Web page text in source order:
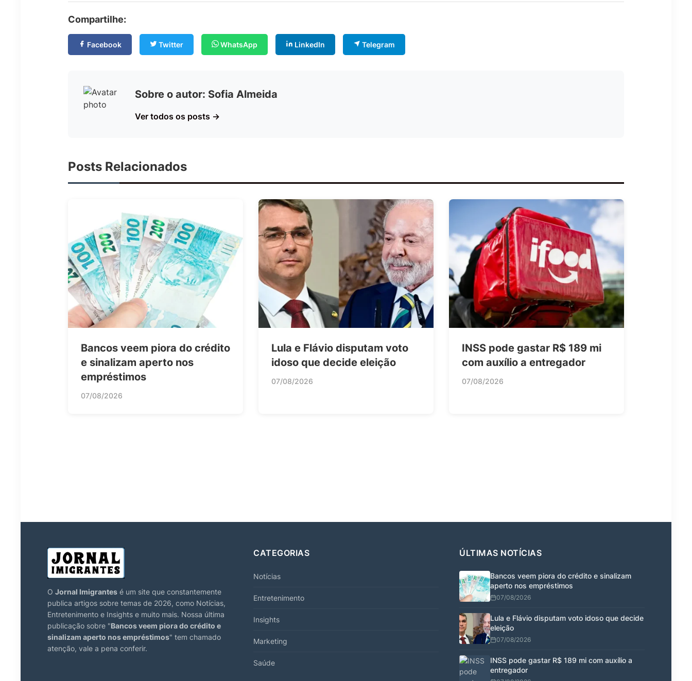
Compartilhe:
Facebook Twitter WhatsApp LinkedIn Telegram
Sobre o autor: Sofia Almeida
Ver todos os posts →
Posts Relacionados
Bancos veem piora do crédito
e sinalizam aperto nos
empréstimos
07/08/2026
Lula e Flávio disputam voto
idoso que decide eleição
07/08/2026
INSS pode gastar R$ 189 mi
com auxílio a entregador
07/08/2026
O Jornal Imigrantes é um site que constantemente
publica artigos sobre temas de 2026, como Notícias,
Entretenimento e Insights e muito mais. Nossa última
publicação sobre "Bancos veem piora do crédito e
sinalizam aperto nos empréstimos" tem chamado
atenção, vale a pena conferir.
CATEGORIAS
Notícias
Entretenimento
Insights
Marketing
Saúde
ÚLTIMAS NOTÍCIAS
Bancos veem piora do crédito e sinalizam
aperto nos empréstimos
07/08/2026
Lula e Flávio disputam voto idoso que decide
eleição
07/08/2026
INSS pode gastar R$ 189 mi com auxílio a
entregador